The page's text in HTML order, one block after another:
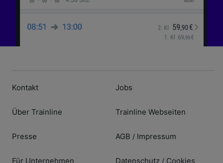
Kontakt
Über Trainline
Presse
Für Unternehmen
Jobs
Trainline Webseiten
AGB / Impressum
Datenschutz / Cookies